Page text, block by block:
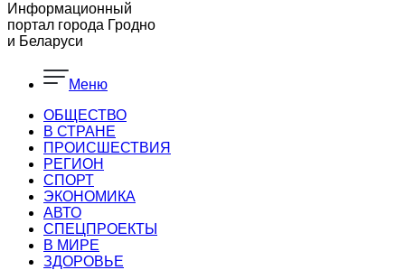
Информационный
портал города Гродно
и Беларуси
Меню
ОБЩЕСТВО
В СТРАНЕ
ПРОИСШЕСТВИЯ
РЕГИОН
CПОРТ
ЭКОНОМИКА
АВТО
СПЕЦПРОЕКТЫ
В МИРЕ
ЗДОРОВЬЕ